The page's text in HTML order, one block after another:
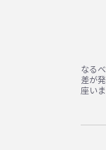
なる
差が
座い